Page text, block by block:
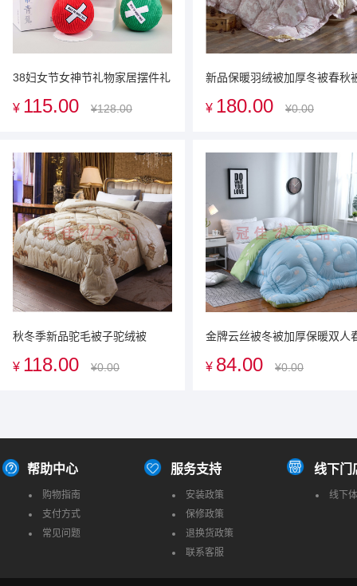
38妇女节女神节礼物家居摆件礼
礼品定制
¥ 115.00 ¥128.00
新品保暖羽绒被加厚冬被春秋
友送家人广告促销礼品企业定
¥ 180.00 ¥0.00
秋冬季新品驼毛被子驼绒被
被礼盒装送客户送朋友广告促销
¥ 118.00 ¥0.00
金牌云丝被冬被加厚保暖双人
业定制礼品送客户礼品
¥ 84.00 ¥0.00
帮助中心
购物指南
支付方式
常见问题
服务支持
安装政策
保修政策
退换货政策
联系客服
线下门
线下